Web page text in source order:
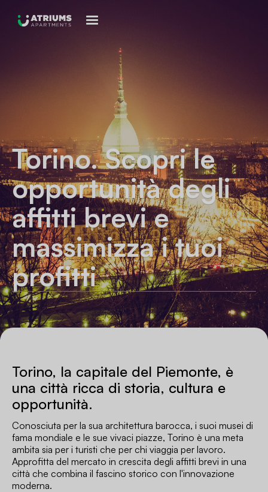
Torino. Scopri le
opportunità degli
affitti brevi e
massimizza i tuoi
profitti
Torino, la capitale del Piemonte, è
una città ricca di storia, cultura e
opportunità.
Conosciuta per la sua architettura barocca, i suoi musei di
fama mondiale e le sue vivaci piazze, Torino è una meta
ambita sia per i turisti che per chi viaggia per lavoro.
Approfitta del mercato in crescita degli affitti brevi in una
città che combina il fascino storico con l'innovazione
moderna.